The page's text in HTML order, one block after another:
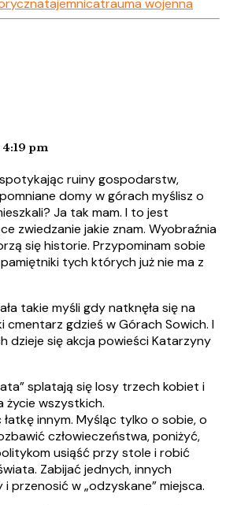
tajemnicatrauma wojenna
4:19 pm
ruiny gospodarstw,
domy w górach myślisz o
Ja tak mam. I to jest
zwiedzanie jakie znam. Wyobraźnia
się historie. Przypominam sobie
tych których już nie ma z
takie myśli gdy natknęła się na
cmentarz gdzieś w Górach Sowich. I
dzieje się akcja powieści Katarzyny
splatają się losy trzech kobiet i
życie wszystkich.
innym. Myśląc tylko o sobie, o
człowieczeństwa, poniżyć,
usiąść przy stole i robić
Zabijać jednych, innych
przenosić w „odzyskane” miejsca.